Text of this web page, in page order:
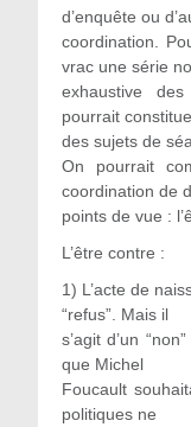
d’enquête ou
coordination.
vrac une série
exhaustive
pourrait
des sujets de
On pourrait
coordination de
points de vue :
L’être contre :
1) L’acte de
“refus”. Mais il
s’agit d’un
que Michel
Foucault
politiques ne